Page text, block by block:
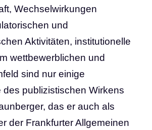
Wechselwirkungen
und
Aktivitäten, institutionelle
wettbewerblichen und
sind nur einige
des publizistischen Wirkens
das er auch als
der Frankfurter Allgemeinen